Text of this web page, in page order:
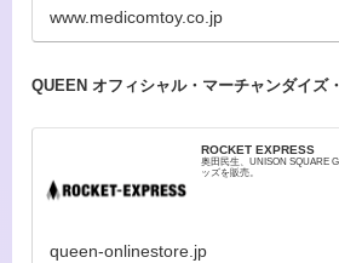
www.medicomtoy.co.jp
QUEEN オフィシャル・マーチャンダイズ
ROCKET EXPRESS
奥田民生、UNISON SQUARE
ッズを販売。
queen-onlinestore.jp